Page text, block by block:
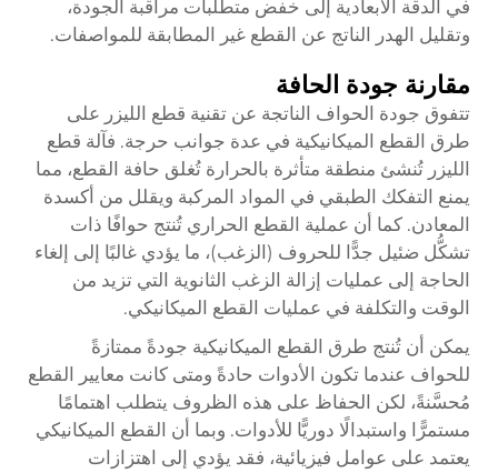
في الدقة الأبعادية إلى خفض متطلبات مراقبة الجودة،
وتقليل الهدر الناتج عن القطع غير المطابقة للمواصفات.
مقارنة جودة الحافة
تتفوق جودة الحواف الناتجة عن تقنية قطع الليزر على
طرق القطع الميكانيكية في عدة جوانب حرجة. فآلة قطع
الليزر تُنشئ منطقة متأثرة بالحرارة تُغلق حافة القطع، مما
يمنع التفكك الطبقي في المواد المركبة ويقلل من أكسدة
المعادن. كما أن عملية القطع الحراري تُنتج حوافًا ذات
تشكُّل ضئيل جدًّا للحروف (الزغب)، ما يؤدي غالبًا إلى إلغاء
الحاجة إلى عمليات إزالة الزغب الثانوية التي تزيد من
الوقت والتكلفة في عمليات القطع الميكانيكي.
يمكن أن تُنتج طرق القطع الميكانيكية جودةً ممتازةً
للحواف عندما تكون الأدوات حادةً ومتى كانت معايير القطع
مُحسَّنةً، لكن الحفاظ على هذه الظروف يتطلب اهتمامًا
مستمرًّا واستبدالًا دوريًّا للأدوات. وبما أن القطع الميكانيكي
يعتمد على عوامل فيزيائية، فقد يؤدي إلى اهتزازات